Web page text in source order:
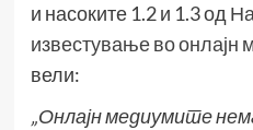
и насоките 1.2 и 1.3 од
известување во онлајн
вели:
„Онлајн медиумите